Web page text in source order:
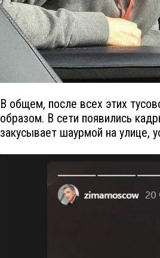
В общем, после всех этих
образом. В сети появились
закусывает шаурмой на улице,